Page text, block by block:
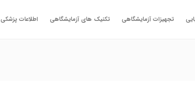
تجهیزات آزمایشگاهی تکنیک های آزمایشگاهی اطلاعات پزشکی